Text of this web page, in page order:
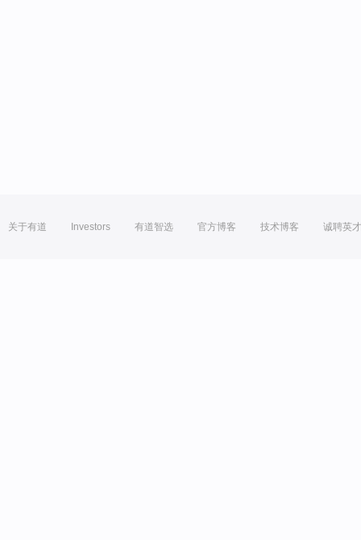
关于有道 Investors 有道智选 官方博客 技术博客 诚聘英才